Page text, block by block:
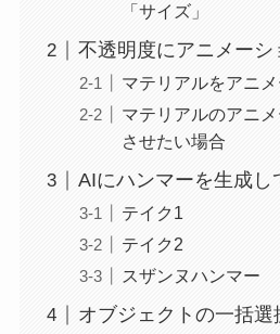
「サイズ」
不透明度にアニメー
マテリアルをアニ
マテリアルのアニ
させたい場合
AIにハンマーを生成し
テイク1
テイク2
スザンヌハンマー
オブジェクトの一括選